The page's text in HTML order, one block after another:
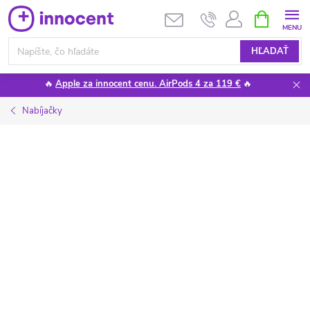
Prejsť
na
obsah
HĽADAŤ
KOŠÍK
🔥 Apple za innocent cenu. AirPods 4 za 119 € 🔥
Nabíjačky